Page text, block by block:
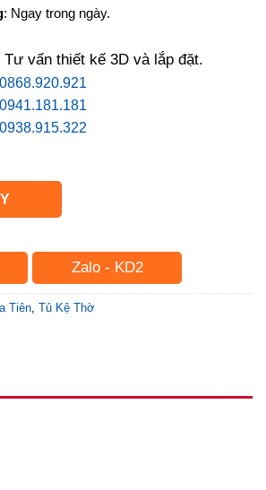
: Ngay trong ngày.
Tư vấn thiết kế 3D và lắp đặt.
0868.920.921
0941.181.181
0938.915.322
Zalo - KD2
Tiên Tủ Kệ Thờ